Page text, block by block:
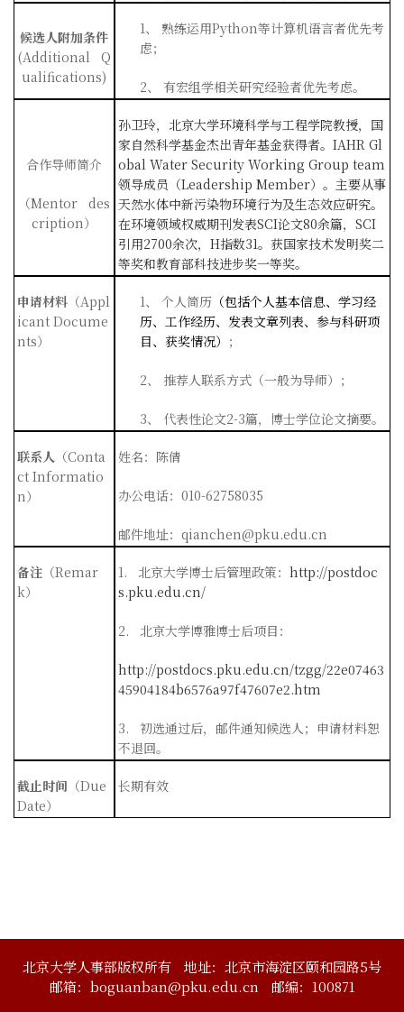
候选人附加条件
(Additional Q
ualifications)
1、 熟练运用Python等计算机语言者优先考
虑；
2、 有宏组学相关研究经验者优先考虑。
合作导师简介
（Mentor des
cription）
孙卫玲，北京大学环境科学与工程学院教授，国
家自然科学基金杰出青年基金获得者。 IAHR Gl
obal Water Security Working Group team
领导成员（Leadership Member）。主要从事
天然水体中新污染物环境行为及生态效应研究。
在环境领域权威期刊发表SCI论文80余篇， SCI
引用2700余次， H指数31。获国家技术发明奖二
等奖和教育部科技进步奖一等奖。
申请材料 （Appl
icant Docume
nts）
1、 个人简历 （包括个人基本信息、学习经
历、工作经历、发表文章列表、参与科研项
目、获奖情况） ；
2、 推荐人联系方式（一般为导师）；
3、 代表性论文2-3篇，博士学位论文摘要。
联系人 （Conta
ct Informatio
n）
姓名：陈倩
办公电话： 010-62758035
邮件地址： qianchen@pku.edu.cn
备注 （Remar
k）
1. 北京大学博士后管理政策： http://postdoc
s.pku.edu.cn/
2. 北京大学博雅博士后项目：
http://postdocs.pku.edu.cn/tzgg/22e07463
45904184b6576a97f47607e2.htm
3. 初选通过后，邮件通知候选人；申请材料恕
不退回。
截止时间 （Due
Date）
长期有效
北京大学人事部版权所有
地址：北京市海淀区颐和园路5号
邮箱：boguanban@pku.edu.cn
邮编：100871